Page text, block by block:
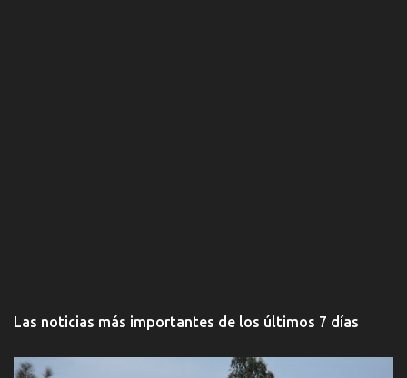
Las noticias más importantes de los últimos 7 días